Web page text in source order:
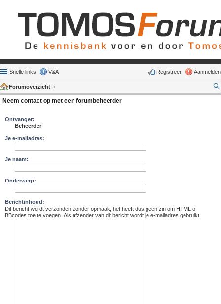
Snelle links V&A Aanmelden
Registreer
Forumoverzicht
Neem contact op met een forumbeheerder
Ontvanger:
Beheerder
Je e-mailadres:
Je naam:
Onderwerp:
Berichtinhoud:
Dit bericht wordt verzonden zonder opmaak, het heeft dus geen zin om HTML of
BBcodes toe te voegen. Als afzender van dit bericht wordt je e-mailadres gebruikt.